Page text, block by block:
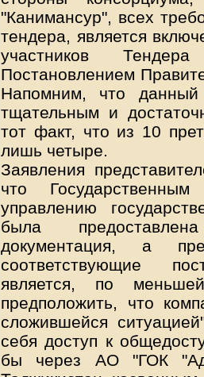
"Канимансур", всех
тендера, является
участников
Постановлением
Напомним, что данный
тщательным и
тот факт, что из 10
лишь четыре.
Заявления
что
управлению
была
документация, а
соответствующие
является, по
предположить, что
сложившейся
себя доступ к
бы через АО "ГОК